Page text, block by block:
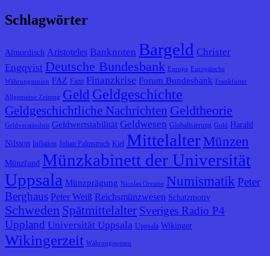
Schlagwörter
Altnordisch Aristoteles Banknoten Bargeld Christer
Engqvist Deutsche Bundesbank Europa
Europäische
Währungsunion
FAZ Fazit Finanzkrise Forum Bundesbank Frankfurter
Allgemeine Zeitung Geld Geldgeschichte
Geldgeschichtliche Nachrichten Geldtheorie
Geldverständnis Geldwertstabilität Geldwesen Globalisierung Gold Harald
Nilsson Inflation Johan Palmstruch Kiel Mittelalter Münzen
Münzfund Münzkabinett der Universität
Uppsala Münzprägung Nicolas Oresme Numismatik Peter
Berghaus Peter Weiß Reichsmünzwesen Schatzmotiv
Schweden Spätmittelalter Sveriges Radio P4
Uppland Universität Uppsala Uppsala Wikinger
Wikingerzeit Währungswesen